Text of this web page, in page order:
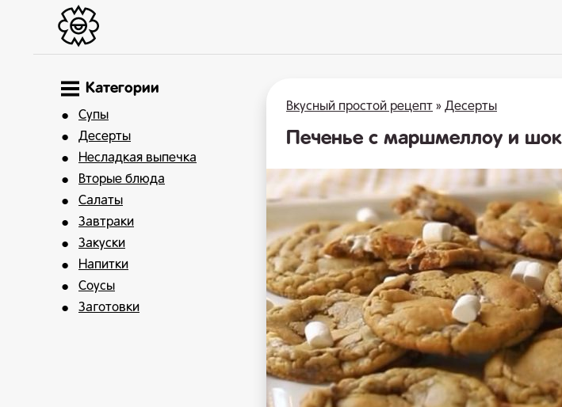
Категории
Супы
Десерты
Несладкая выпечка
Вторые блюда
Салаты
Завтраки
Закуски
Напитки
Соусы
Заготовки
Вкусный простой рецепт » Десерты
Печенье с маршмеллоу и